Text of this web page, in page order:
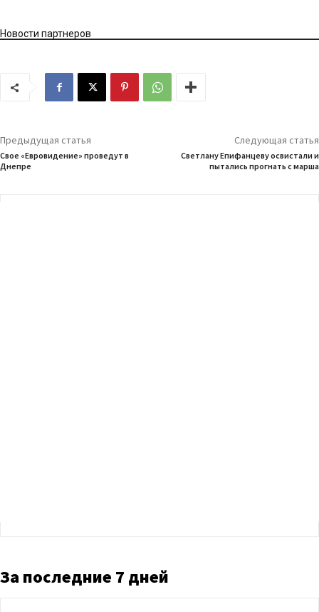
Новости партнеров
Предыдущая статья
Свое «Евровидение» проведут в
Днепре
Следующая статья
Светлану Епифанцеву освистали и
пытались прогнать с марша
За последние 7 дней